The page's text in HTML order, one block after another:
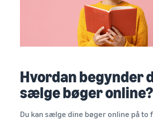
Hvordan begynder
sælge bøger online?
Du kan sælge dine bøger online på to